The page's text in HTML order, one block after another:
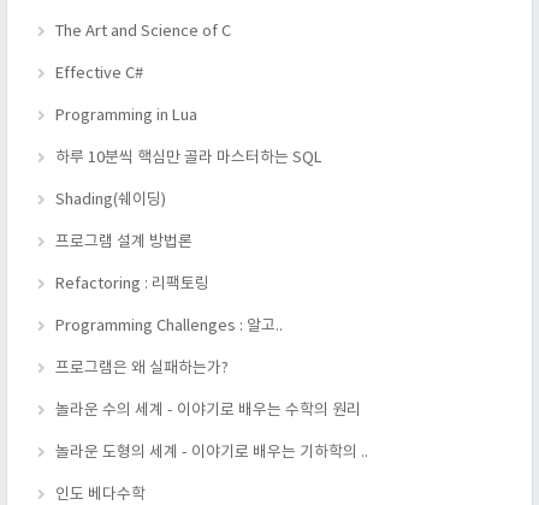
The Art and Science of C
Effective C#
Programming in Lua
하루 10분씩 핵심만 골라 마스터하는 SQL
Shading(쉐이딩)
프로그램 설계 방법론
Refactoring : 리팩토링
Programming Challenges : 알고..
프로그램은 왜 실패하는가?
놀라운 수의 세계 - 이야기로 배우는 수학의 원리
놀라운 도형의 세계 - 이야기로 배우는 기하학의 ..
인도 베다수학